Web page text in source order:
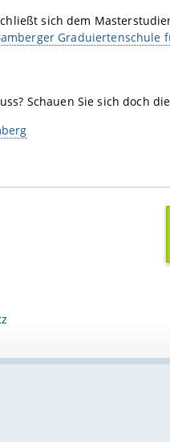
sich dem
Graduiertenschule
Schauen Sie sich doch